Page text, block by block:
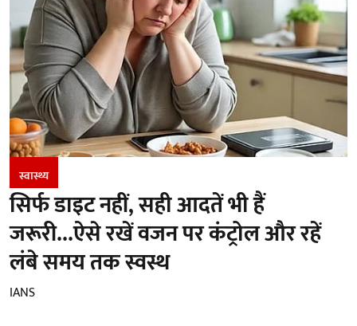
स्वास्थ्य
सिर्फ डाइट नहीं, सही आदतें भी हैं
जरूरी...ऐसे रखें वजन पर कंट्रोल और रहें
लंबे समय तक स्वस्थ
IANS